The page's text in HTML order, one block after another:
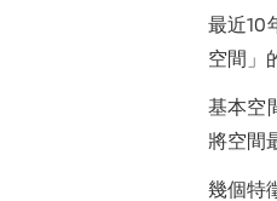
最近10
空間」
基本空
將空間
幾個特